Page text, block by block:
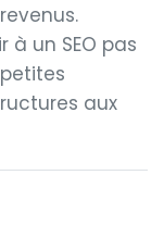
un SEO pas
aux